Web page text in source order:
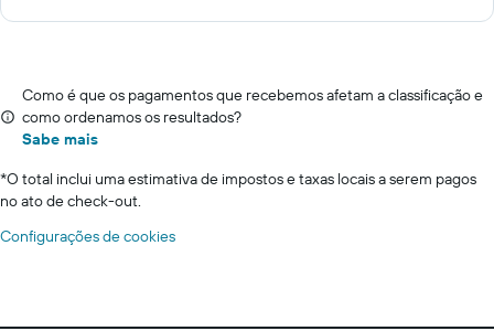
Como é que os pagamentos que recebemos afetam a classificação e
como ordenamos os resultados?
Sabe mais
*O total inclui uma estimativa de impostos e taxas locais a serem pagos
no ato de check-out.
Configurações de cookies